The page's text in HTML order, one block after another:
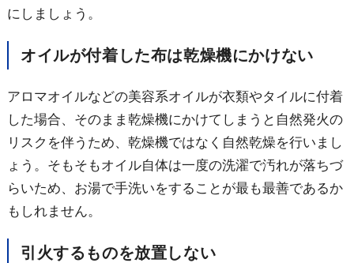
にしましょう。
オイルが付着した布は乾燥機にかけない
アロマオイルなどの美容系オイルが衣類やタイルに付着
した場合、そのまま乾燥機にかけてしまうと自然発火の
リスクを伴うため、乾燥機ではなく自然乾燥を行いまし
ょう。そもそもオイル自体は一度の洗濯で汚れが落ちづ
らいため、お湯で手洗いをすることが最も最善であるか
もしれません。
引火するものを放置しない